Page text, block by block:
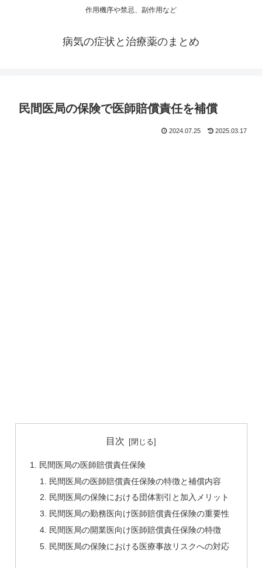
作用機序や禁忌、副作用など
病気の症状と治療薬のまとめ
民間医局の保険で医師賠償責任を補償
2024.07.25 2025.03.17
目次
民間医局の医師賠償責任保険
民間医局の医師賠償責任保険の特徴と補償内容
民間医局の保険における団体割引と加入メリット
民間医局の勤務医向け医師賠償責任保険の重要性
民間医局の開業医向け医師賠償責任保険の特徴
民間医局の保険における医療事故リスクへの対応